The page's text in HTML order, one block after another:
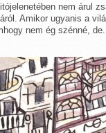
nem árul
Amikor ugyanis a
nem ég szénné, de...